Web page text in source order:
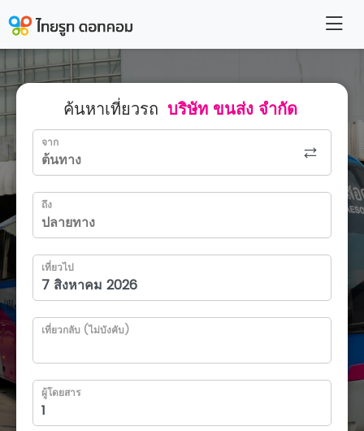
ค้นหาเที่ยวรถ บริษัท ขนส่ง จำกัด
จาก
ถึง
เที่ยวไป
เที่ยวกลับ (ไม่บังคับ)
ผู้โดยสาร